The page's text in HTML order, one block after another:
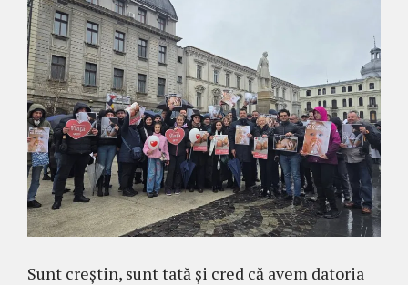
Sunt creștin, sunt tată și cred că avem datoria